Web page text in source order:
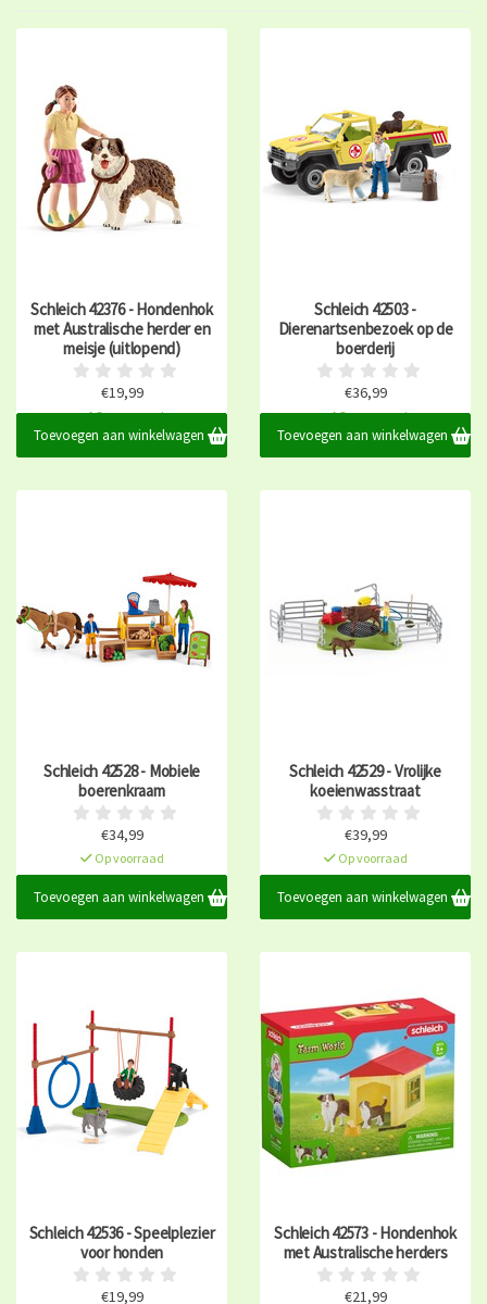
Schleich 42376 - Hondenhok
met Australische herder en
meisje (uitlopend)
€19,99
Op voorraad
Toevoegen aan winkelwagen
Schleich 42503 -
Dierenartsenbezoek op de
boerderij
€36,99
Op voorraad
Toevoegen aan winkelwagen
Schleich 42528 - Mobiele
boerenkraam
€34,99
Op voorraad
Toevoegen aan winkelwagen
Schleich 42529 - Vrolijke
koeienwasstraat
€39,99
Op voorraad
Toevoegen aan winkelwagen
Schleich 42536 - Speelplezier
voor honden
€19,99
Schleich 42573 - Hondenhok
met Australische herders
€21,99